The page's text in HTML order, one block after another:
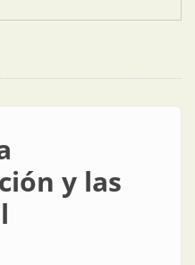
y las